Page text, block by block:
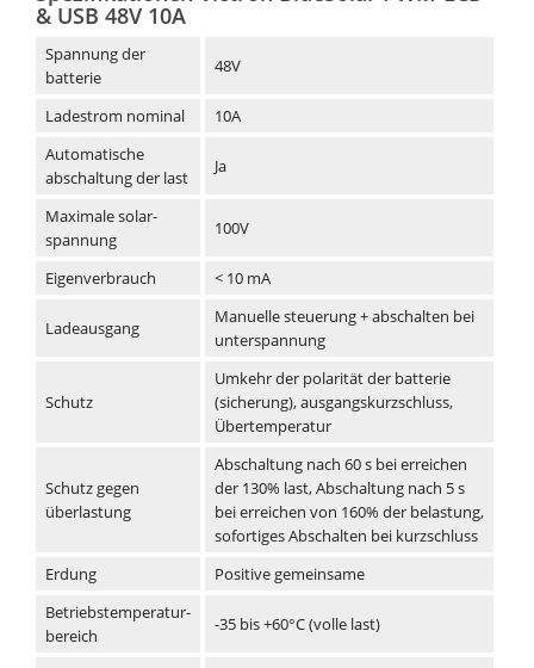
& USB 48V 10A
Spannung der
batterie
48V
Ladestrom nominal
10A
Automatische
abschaltung der last
Ja
Maximale solar-
spannung
100V
Eigenverbrauch < 10 mA
Ladeausgang
Manuelle steuerung + abschalten bei
unterspannung
Schutz
Umkehr der polarität der batterie
(sicherung), ausgangskurzschluss,
Übertemperatur
Schutz gegen
überlastung
Abschaltung nach 60 s bei erreichen
der 130% last, Abschaltung nach 5 s
bei erreichen von 160% der belastung,
sofortiges Abschalten bei kurzschluss
Erdung
Positive gemeinsame
Betriebstemperatur-
bereich
-35 bis +60°C (volle last)